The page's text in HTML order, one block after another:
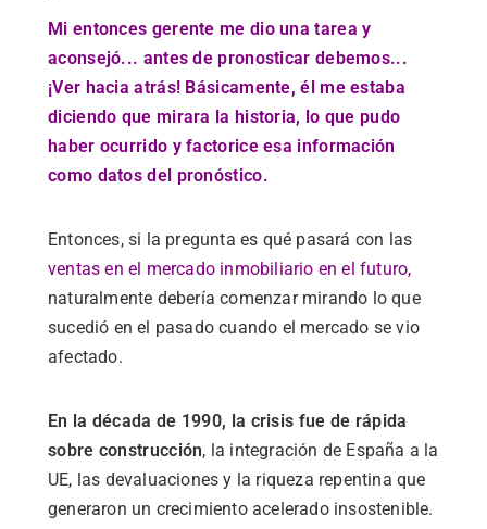
Mi entonces gerente me dio una tarea y
aconsejó... antes de pronosticar debemos...
¡Ver hacia atrás! Básicamente, él me estaba
diciendo que mirara la historia, lo que pudo
haber ocurrido y factorice esa información
como datos del pronóstico.
Entonces, si la pregunta es qué pasará con las
ventas en el mercado inmobiliario en el futuro,
naturalmente debería comenzar mirando lo que
sucedió en el pasado cuando el mercado se vio
afectado.
En la década de 1990, la crisis fue de rápida
sobre construcción, la integración de España a la
UE, las devaluaciones y la riqueza repentina que
generaron un crecimiento acelerado insostenible.